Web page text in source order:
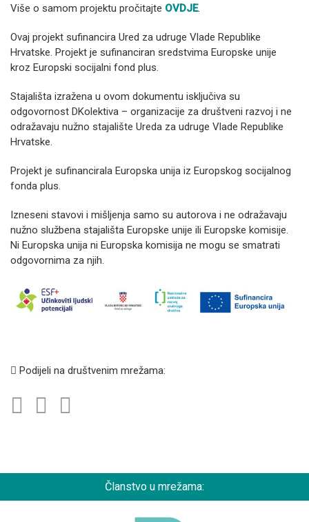
Više o samom projektu pročitajte OVDJE.
Ovaj projekt sufinancira Ured za udruge Vlade Republike
Hrvatske. Projekt je sufinanciran sredstvima Europske unije
kroz Europski socijalni fond plus.
Stajališta izražena u ovom dokumentu isključiva su
odgovornost DKolektiva – organizacije za društveni razvoj i ne
odražavaju nužno stajalište Ureda za udruge Vlade Republike
Hrvatske.
Projekt je sufinancirala Europska unija iz Europskog socijalnog
fonda plus.
Izneseni stavovi i mišljenja samo su autorova i ne odražavaju
nužno službena stajališta Europske unije ili Europske komisije.
Ni Europska unija ni Europska komisija ne mogu se smatrati
odgovornima za njih.
Podijeli na društvenim mrežama:
Članstvo u mrežama: